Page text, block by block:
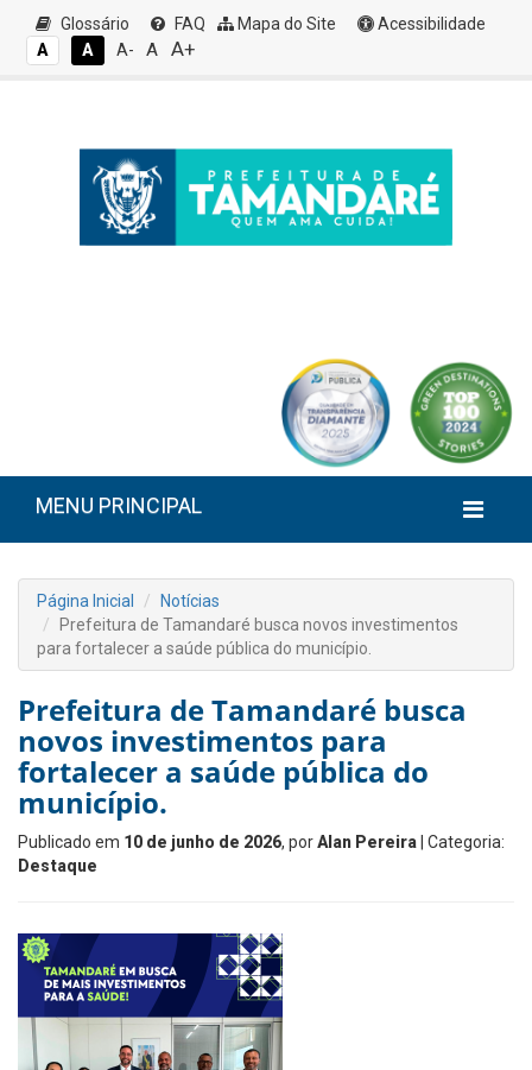
Glossário FAQ Mapa do Site
Acessibilidade
A
A A- A A+
MENU PRINCIPAL
Página Inicial
Notícias
Prefeitura de Tamandaré busca novos investimentos
para fortalecer a saúde pública do município.
Prefeitura de Tamandaré busca
novos investimentos para
fortalecer a saúde pública do
município.
Publicado em 10 de junho de 2026, porAlan Pereira | Categoria:
Destaque